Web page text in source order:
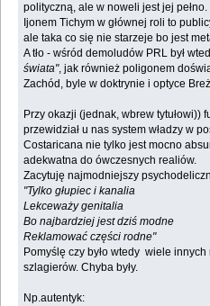
polityczną, ale w noweli jest jej
Ijonem Tichym w głównej roli to
ale taka co się nie starzeje bo jest
A tło - wśród demoludów PRL był
świata", jak również poligonem
Zachód, byle w doktrynie i optyce
Przy okazji (jednak, wbrew tytułowi))
przewidział u nas system władzy w
Costaricana nie tylko jest mocno
adekwatna do ówczesnych realiów.
Zacytuję najmodniejszy
"Tylko głupiec i kanalia
Lekceważy genitalia
Bo najbardziej jest dziś modne
Reklamować części rodne"
Pomyślę czy było wtedy wiele
szlagierów. Chyba były.
Np.autentyk: